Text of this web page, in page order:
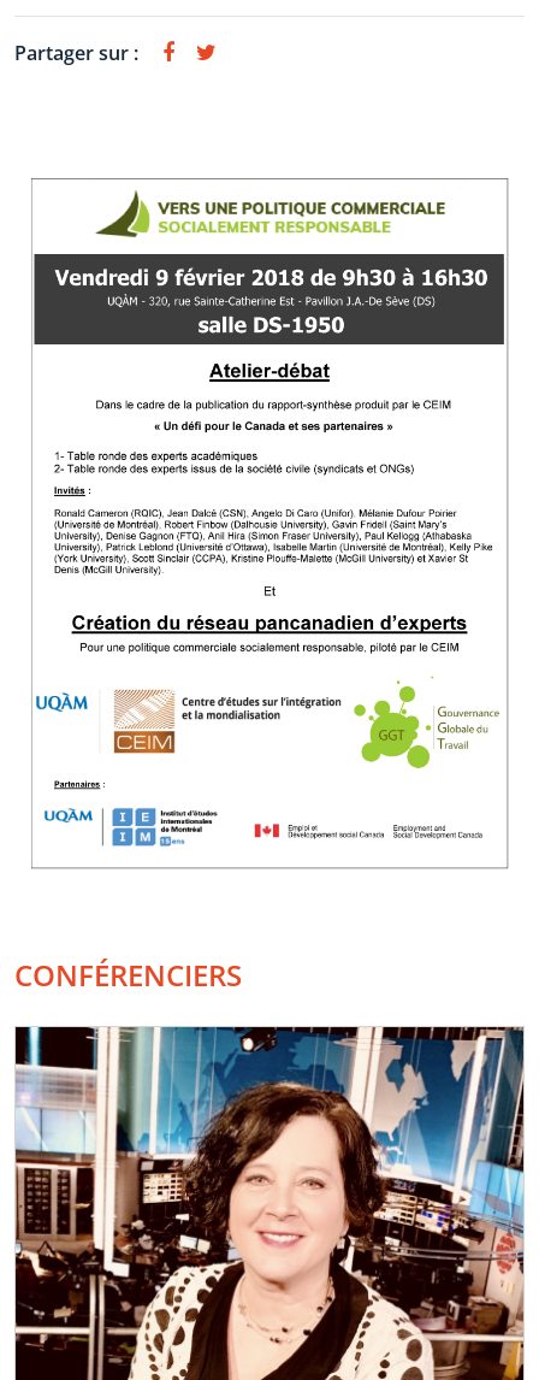
Partager sur :
CONFÉRENCIERS